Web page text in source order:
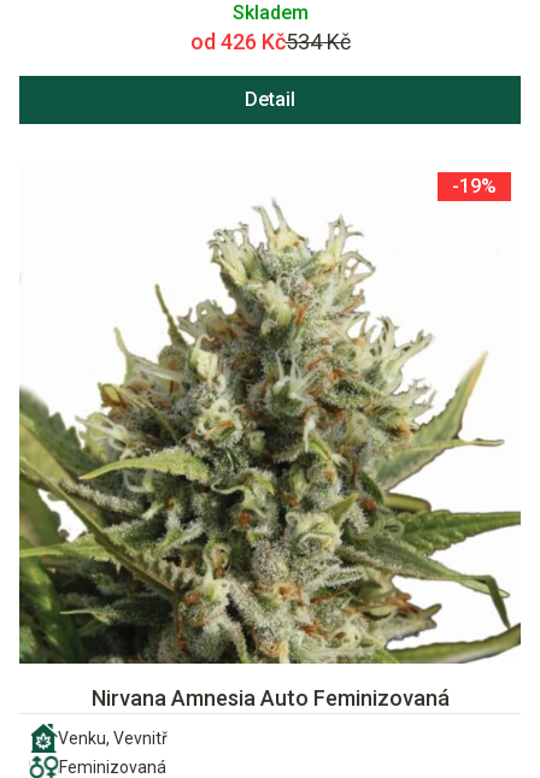
Skladem
od 426 Kč534 Kč
Detail
-19%
Nirvana Amnesia Auto Feminizovaná
Venku, Vevnitř
Feminizovaná